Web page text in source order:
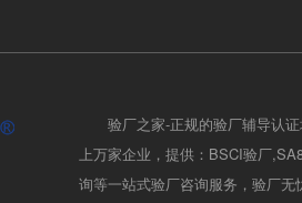
验厂之家-正规的验厂辅导认
上万家企业，提供：BSCI验厂
询等一站式验厂咨询服务，验厂无